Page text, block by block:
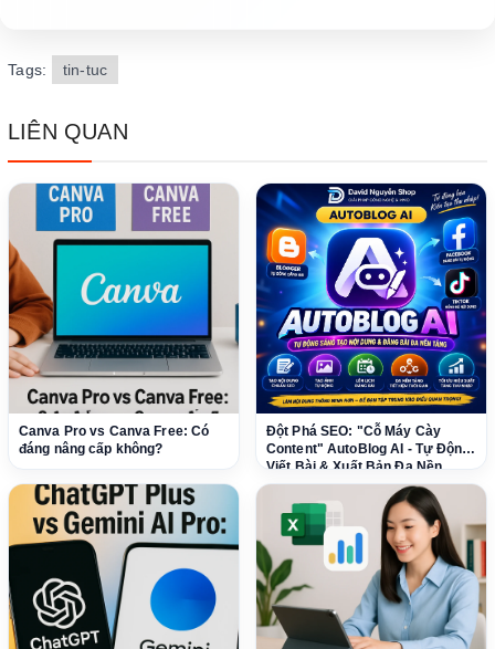
Tags: tin-tuc
LIÊN QUAN
Canva Pro vs Canva Free: Có
đáng nâng cấp không?
Đột Phá SEO: "Cỗ Máy Cày
Content" AutoBlog AI - Tự Động
Viết Bài & Xuất Bản Đa Nền
Tảng